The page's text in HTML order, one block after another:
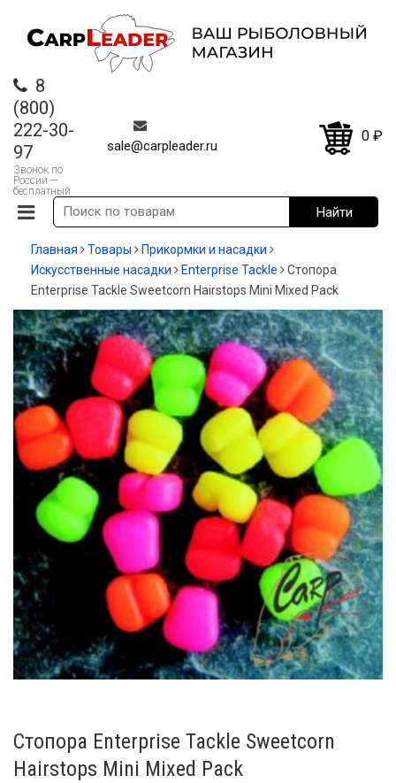
8
(800)
222-30-
97
Звонок по
России —
бесплатный
sale@carpleader.ru
0 ₽
Главная Товары
Прикормки и насадки
Искусственные насадки
Enterprise Tackle
Стопора
Enterprise Tackle Sweetcorn Hairstops Mini Mixed Pack
-25%
Стопора Enterprise Tackle Sweetcorn
Hairstops Mini Mixed Pack